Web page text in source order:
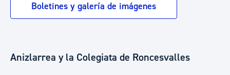
Boletines y galería de imágenes
Anizlarrea y la Colegiata de Roncesvalles